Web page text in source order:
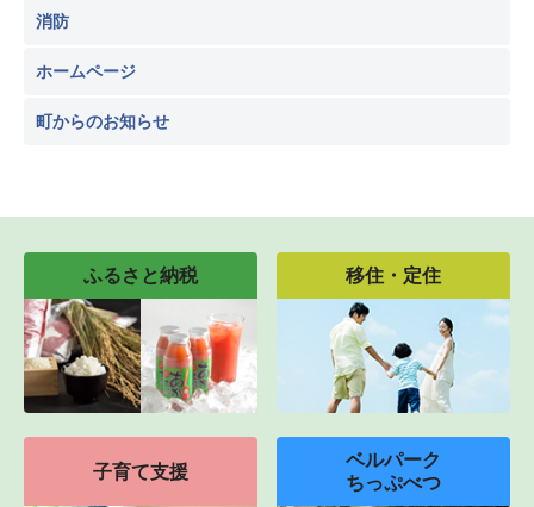
消防
ホームページ
町からのお知らせ
ふるさと納税 移住・定住
子育て支援
ベルパーク
ちっぷべつ